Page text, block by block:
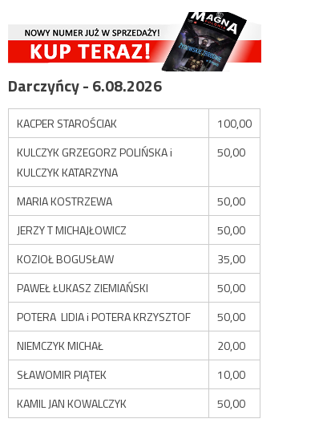
Darczyńcy - 6.08.2026
KACPER STAROŚCIAK
100,00
KULCZYK GRZEGORZ POLIŃSKA i
KULCZYK KATARZYNA
50,00
MARIA KOSTRZEWA
50,00
JERZY T MICHAJŁOWICZ
50,00
KOZIOŁ BOGUSŁAW
35,00
PAWEŁ ŁUKASZ ZIEMIAŃSKI
50,00
POTERA LIDIA i POTERA KRZYSZTOF
50,00
NIEMCZYK MICHAŁ
20,00
SŁAWOMIR PIĄTEK
10,00
KAMIL JAN KOWALCZYK
50,00